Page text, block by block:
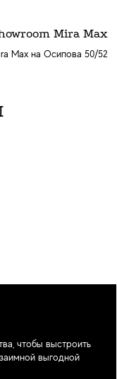
Mira Max
Max на Осипова 50/52
чтобы выстроить
выгодной